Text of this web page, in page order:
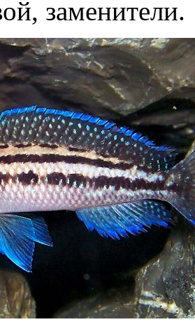
заменители.